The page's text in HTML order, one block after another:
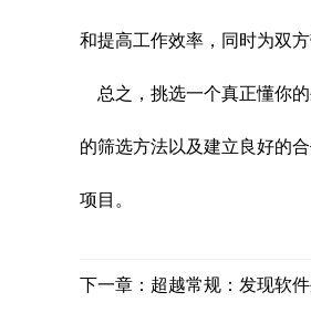
和提高工作效率，同时为双方
总之，挑选一个真正懂你
的筛选方法以及建立良好的
项目。
下一章：超越常规：发现软